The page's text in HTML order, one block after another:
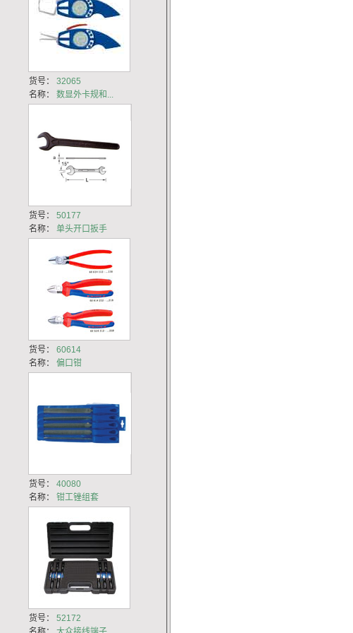
货号： 32065
名称： 数显外卡规和...
货号： 50177
名称： 单头开口扳手
货号： 60614
名称： 偏口钳
货号： 40080
名称： 钳工锉组套
货号： 52172